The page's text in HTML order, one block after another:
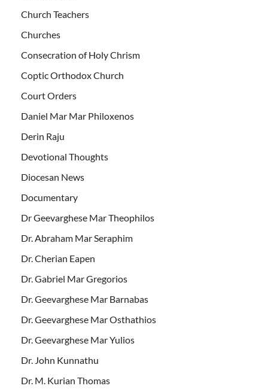
Church Teachers
Churches
Consecration of Holy Chrism
Coptic Orthodox Church
Court Orders
Daniel Mar Mar Philoxenos
Derin Raju
Devotional Thoughts
Diocesan News
Documentary
Dr Geevarghese Mar Theophilos
Dr. Abraham Mar Seraphim
Dr. Cherian Eapen
Dr. Gabriel Mar Gregorios
Dr. Geevarghese Mar Barnabas
Dr. Geevarghese Mar Osthathios
Dr. Geevarghese Mar Yulios
Dr. John Kunnathu
Dr. M. Kurian Thomas